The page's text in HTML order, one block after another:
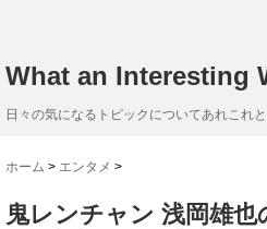
What an Interesting
日々の気になるトピックについてあれこれ
ホーム > エンタメ >
鬼レンチャン 浅岡雄